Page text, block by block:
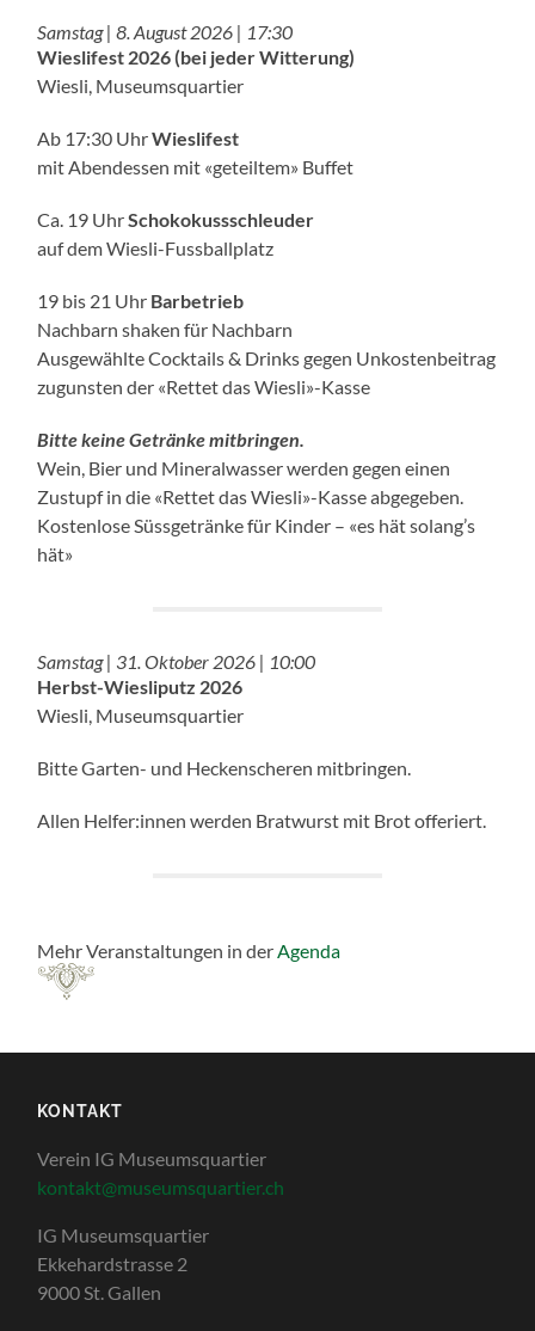
Samstag | 8. August 2026 | 17:30
Wieslifest 2026 (bei jeder Witterung)
Wiesli, Museumsquartier
Ab 17:30 UhrWieslifest
mit Abendessen mit «geteiltem» Buffet
Ca. 19 UhrSchokokussschleuder
auf dem Wiesli-Fussballplatz
19 bis 21 Uhr Barbetrieb
Nachbarn shaken für Nachbarn
Ausgewählte Cocktails & Drinks gegen Unkostenbeitrag
zugunsten der «Rettet das Wiesli»-Kasse
Bitte keine Getränke mitbringen.
Wein, Bier und Mineralwasser werden gegen einen
Zustupf in die «Rettet das Wiesli»-Kasse abgegeben.
Kostenlose Süssgetränke für Kinder – «es hät solang’s
hät»
Samstag | 31. Oktober 2026 | 10:00
Herbst-Wiesliputz 2026
Wiesli, Museumsquartier
Bitte Garten- und Heckenscheren mitbringen.
Allen Helfer:innen werden Bratwurst mit Brot offeriert.
Mehr Veranstaltungen in der Agenda
KONTAKT
Verein IG Museumsquartier
kontakt@museumsquartier.ch
IG Museumsquartier
Ekkehardstrasse 2
9000 St. Gallen